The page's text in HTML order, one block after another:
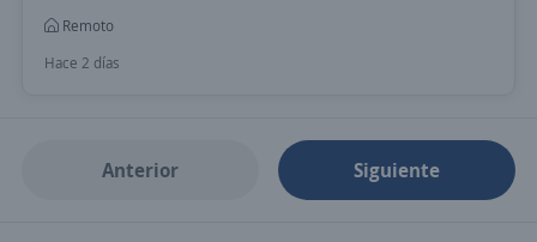
Remoto
Hace 2 días
Anterior Siguiente